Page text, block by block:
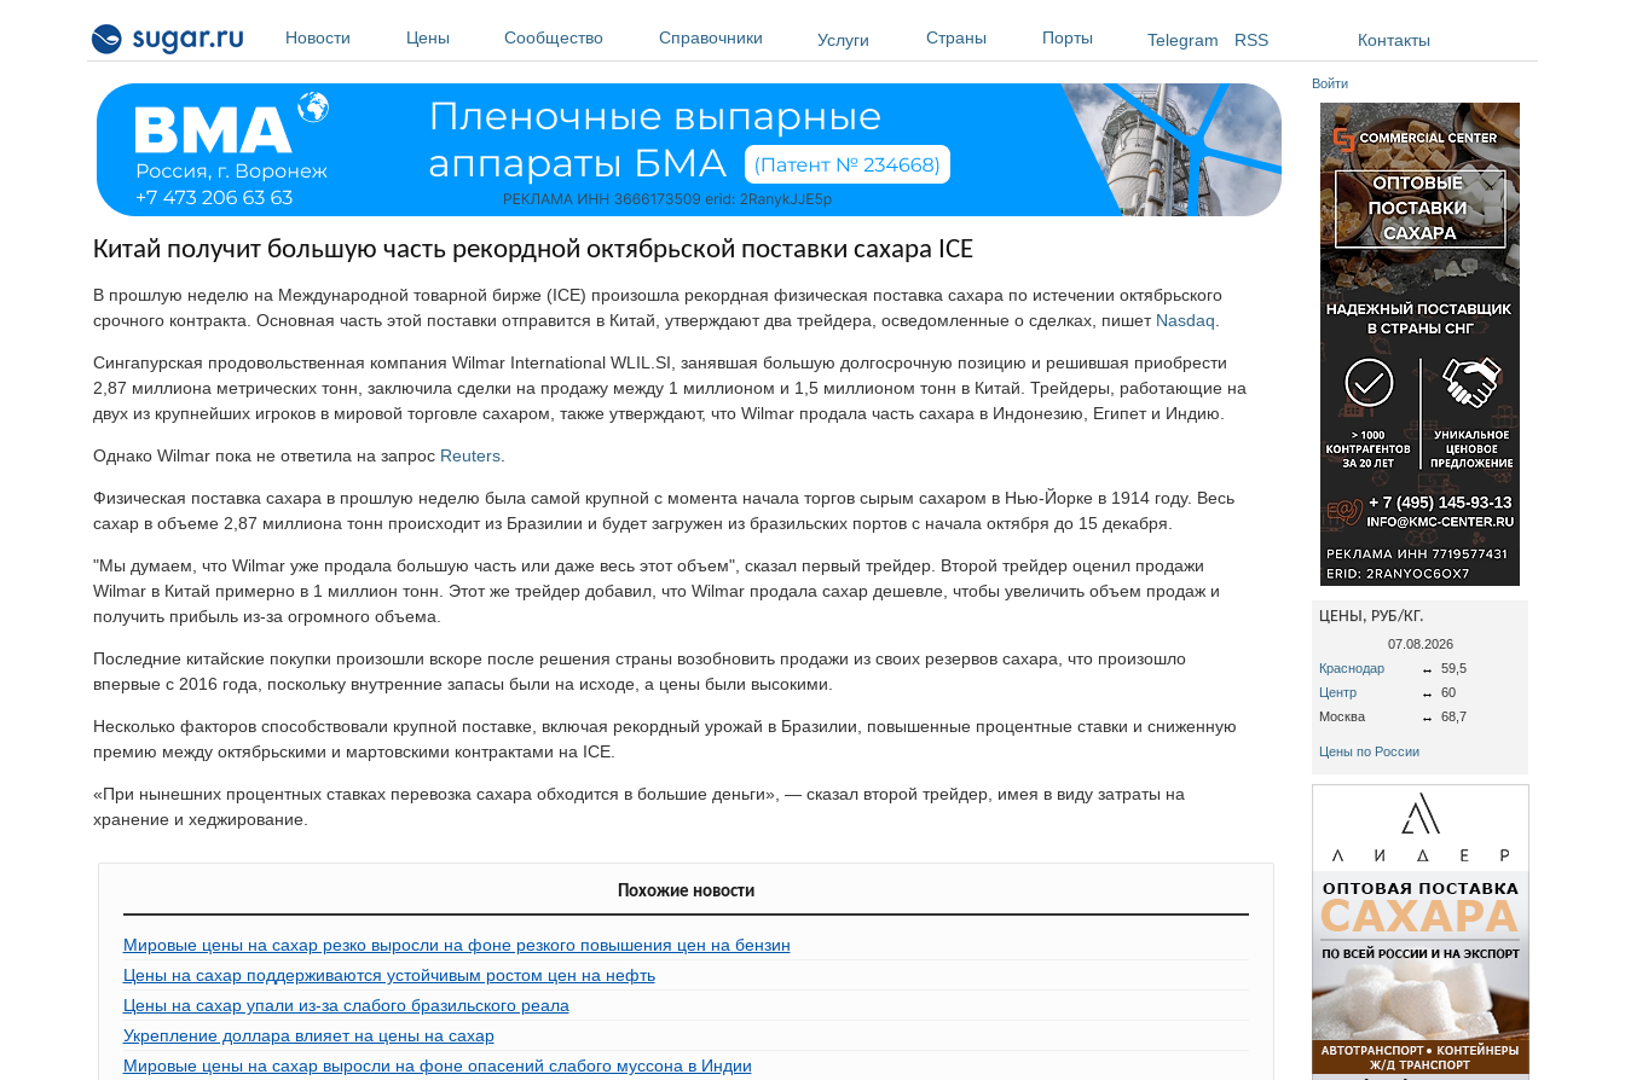
Новости
Цены Сообщество Справочники Услуги Страны Порты Telegram RSS Контакты
Китай получит большую часть рекордной октябрьской поставки сахара ICE
В прошлую неделю на Международной товарной бирже (ICE) произошла рекордная физическая поставка сахара по истечении октябрьского
срочного контракта. Основная часть этой поставки отправится в Китай, утверждают два трейдера, осведомленные о сделках, пишет Nasdaq
Сингапурская продовольственная компания Wilmar International WLIL.SI, занявшая большую долгосрочную позицию и решившая приобрести
2,87 миллиона метрических тонн, заключила сделки на продажу между 1 миллионом и 1,5 миллионом тонн в Китай. Трейдеры, работающие на
двух из крупнейших игроков в мировой торговле сахаром, также утверждают, что Wilmar продала часть сахара в Индонезию, Египет и Индию.
Однако Wilmar пока не ответила на запрос Reuters
Физическая поставка сахара в прошлую неделю была самой крупной с момента начала торгов сырым сахаром в Нью-Йорке в 1914 году. Весь
сахар в объеме 2,87 миллиона тонн происходит из Бразилии и будет загружен из бразильских портов с начала октября до 15 декабря.
"Мы думаем, что Wilmar уже продала большую часть или даже весь этот объем", сказал первый трейдер. Второй трейдер оценил продажи
Wilmar в Китай примерно в 1 миллион тонн. Этот же трейдер добавил, что Wilmar продала сахар дешевле, чтобы увеличить объем продаж и
получить прибыль из-за огромного объема.
Последние китайские покупки произошли вскоре после решения страны возобновить продажи из своих резервов сахара, что произошло
впервые с 2016 года, поскольку внутренние запасы были на исходе, а цены были высокими.
Несколько факторов способствовали крупной поставке, включая рекордный урожай в Бразилии, повышенные процентные ставки и сниженную
премию между октябрьскими и мартовскими контрактами на ICE.
«При нынешних процентных ставках перевозка сахара обходится в большие деньги», — сказал второй трейдер, имея в виду затраты на
хранение и хеджирование.
Похожие новости
Мировые цены на сахар резко выросли на фоне резкого повышения цен на бензин
Цены на сахар поддерживаются устойчивым ростом цен на нефть
Цены на сахар упали из-за слабого бразильского реала
Укрепление доллара влияет на цены на сахар
Мировые цены на сахар выросли на фоне опасений слабого муссона в Индии
Войти
ЦЕНЫ, РУБ/КГ.
07.08.2026
Краснодар
↔
59,5
Центр
↔
60
Москва
↔ 68,7
Цены по России